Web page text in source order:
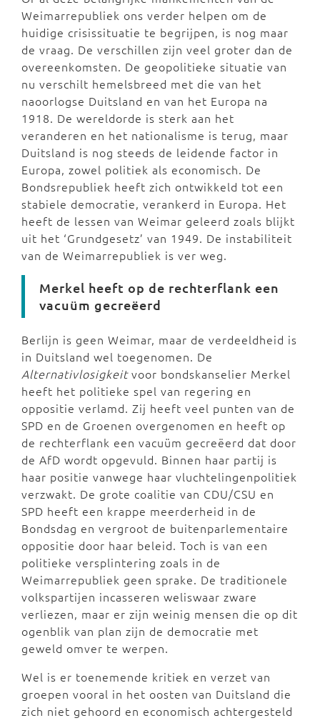
Weimarrepubliek ons verder helpen om de
huidige crisissituatie te begrijpen, is nog maar
de vraag. De verschillen zijn veel groter dan de
overeenkomsten. De geopolitieke situatie van
nu verschilt hemelsbreed met die van het
naoorlogse Duitsland en van het Europa na
1918. De wereldorde is sterk aan het
veranderen en het nationalisme is terug, maar
Duitsland is nog steeds de leidende factor in
Europa, zowel politiek als economisch. De
Bondsrepubliek heeft zich ontwikkeld tot een
stabiele democratie, verankerd in Europa. Het
heeft de lessen van Weimar geleerd zoals blijkt
uit het ‘Grundgesetz’ van 1949. De instabiliteit
van de Weimarrepubliek is ver weg.
Merkel heeft op de rechterflank een
vacuüm gecreëerd
Berlijn is geen Weimar, maar de verdeeldheid is
in Duitsland wel toegenomen. De
Alternativlosigkeitvoor bondskanselier Merkel
heeft het politieke spel van regering en
oppositie verlamd. Zij heeft veel punten van de
SPD en de Groenen overgenomen en heeft op
de rechterflank een vacuüm gecreëerd dat door
de AfD wordt opgevuld. Binnen haar partij is
haar positie vanwege haar vluchtelingenpolitiek
verzwakt. De grote coalitie van CDU/CSU en
SPD heeft een krappe meerderheid in de
Bondsdag en vergroot de buitenparlementaire
oppositie door haar beleid. Toch is van een
politieke versplintering zoals in de
Weimarrepubliek geen sprake. De traditionele
volkspartijen incasseren weliswaar zware
verliezen, maar er zijn weinig mensen die op dit
ogenblik van plan zijn de democratie met
geweld omver te werpen.
Wel is er toenemende kritiek en verzet van
groepen vooral in het oosten van Duitsland die
zich niet gehoord en economisch achtergesteld